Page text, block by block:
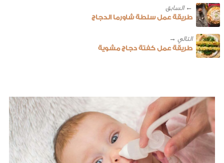
← ‎السابق
طريقة عمل سلطة شاورما الدجاج
طريقة عمل كفتة دجاج مشوية